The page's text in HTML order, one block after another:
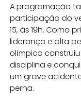
A programação
participação do
15, às 19h. Como
liderança e alta
olímpico
disciplina e
um grave
perna.